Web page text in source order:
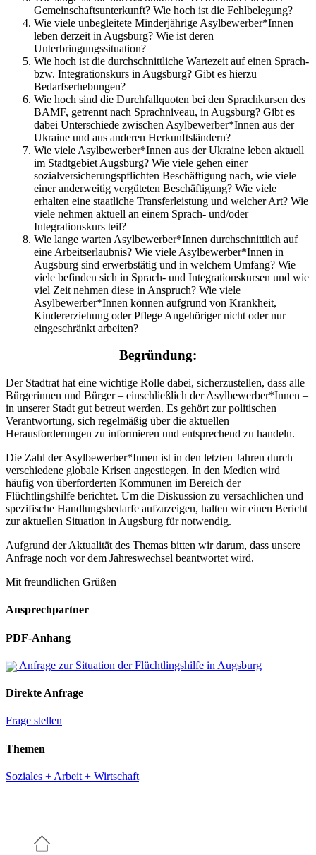
Gemeinschaftsunterkunft? Wie hoch ist die Fehlbelegung?
Wie viele unbegleitete Minderjährige Asylbewerber*Innen
leben derzeit in Augsburg? Wie ist deren
Unterbringungssituation?
Wie hoch ist die durchschnittliche Wartezeit auf einen Sprach-
bzw. Integrationskurs in Augsburg? Gibt es hierzu
Bedarfserhebungen?
Wie hoch sind die Durchfallquoten bei den Sprachkursen des
BAMF, getrennt nach Sprachniveau, in Augsburg? Gibt es
dabei Unterschiede zwischen Asylbewerber*Innen aus der
Ukraine und aus anderen Herkunftsländern?
Wie viele Asylbewerber*Innen aus der Ukraine leben aktuell
im Stadtgebiet Augsburg? Wie viele gehen einer
sozialversicherungspflichten Beschäftigung nach, wie viele
einer anderweitig vergüteten Beschäftigung? Wie viele
erhalten eine staatliche Transferleistung und welcher Art? Wie
viele nehmen aktuell an einem Sprach- und/oder
Integrationskurs teil?
Wie lange warten Asylbewerber*Innen durchschnittlich auf
eine Arbeitserlaubnis? Wie viele Asylbewerber*Innen in
Augsburg sind erwerbstätig und in welchem Umfang? Wie
viele befinden sich in Sprach- und Integrationskursen und wie
viel Zeit nehmen diese in Anspruch? Wie viele
Asylbewerber*Innen können aufgrund von Krankheit,
Kindererziehung oder Pflege Angehöriger nicht oder nur
eingeschränkt arbeiten?
Begründung:
Der Stadtrat hat eine wichtige Rolle dabei, sicherzustellen, dass alle
Bürgerinnen und Bürger – einschließlich der Asylbewerber*Innen –
in unserer Stadt gut betreut werden. Es gehört zur politischen
Verantwortung, sich regelmäßig über die aktuellen
Herausforderungen zu informieren und entsprechend zu handeln.
Die Zahl der Asylbewerber*Innen ist in den letzten Jahren durch
verschiedene globale Krisen angestiegen. In den Medien wird
häufig von überforderten Kommunen im Bereich der
Flüchtlingshilfe berichtet. Um die Diskussion zu versachlichen und
spezifische Handlungsbedarfe aufzuzeigen, halten wir einen Bericht
zur aktuellen Situation in Augsburg für notwendig.
Aufgrund der Aktualität des Themas bitten wir darum, dass unsere
Anfrage noch vor dem Jahreswechsel beantwortet wird.
Mit freundlichen Grüßen
Ansprechpartner
PDF-Anhang
Anfrage zur Situation der Flüchtlingshilfe in Augsburg
Direkte Anfrage
Frage stellen
Themen
Soziales + Arbeit + Wirtschaft